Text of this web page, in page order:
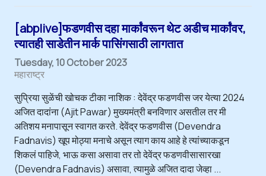
[abplive]फडणवीस दहा मार्कांवरून थेट अडीच मार्कांवर,
त्यातही साडेतीन मार्क पासिंगसाठी लागतात
Tuesday, 10 October 2023
महाराष्ट्र
सुप्रिया सुळेंची खोचक टीका नाशिक : देवेंद्र फडणवीस जर येत्या 2024
अजित दादांना (Ajit Pawar) मुख्यमंत्री बनविणार असतील तर मी
अतिशय मनापासून स्वागत करते. देवेंद्र फडणवीस (Devendra
Fadnavis) खूप मोठ्या मनाचे असून त्याग काय आहे हे त्यांच्याकडून
शिकलं पाहिजे, भाऊ कसा असावा तर तो देवेंद्र फडणवीसासारखा
(Devendra Fadnavis) असावा, त्यामुळे अजित दादा जेव्हा ...